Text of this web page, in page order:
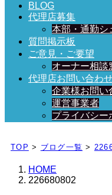
BLOG
代理店募集
本部・通勤シ
質問掲示板
ご意見・ご要望
オーナー相談
代理店お問い合わ
企業様お問い
運営事業者
プライバシー
日々、ブログを更新中
TOP > ブログ一覧 >
HOME
226680802